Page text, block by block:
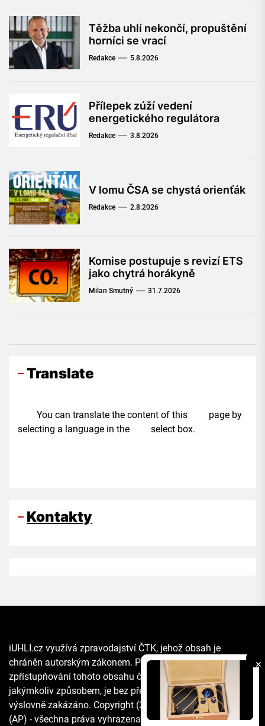
Těžba uhlí nekončí, propuštění
horníci se vrací
Redakce 5.8.2026
Přílepek zúží vedení
energetického regulátora
Redakce 3.8.2026
V lomu ČSA se chystá orienťák
Redakce 2.8.2026
Komise postupuje s revizí ETS
jako chytrá horákyně
Milan Smutný 31.7.2026
Translate
You can translate the content of this page by
selecting a language in the select box.
Kontakty
✕
iUHLI.cz využívá zpravodajství ČTK, jehož obsah je
chráněn autorským zákonem. Přepis, šíření či další
zpřístupňování tohoto obsahu či jeho části veřejnosti, a to
jakýmkoliv způsobem, je bez předchozího souhlasu ČTK
výslovně zakázáno. Copyright (2021) The Associated Press
(AP) - všechna práva vyhrazena. Materiály agentury AP